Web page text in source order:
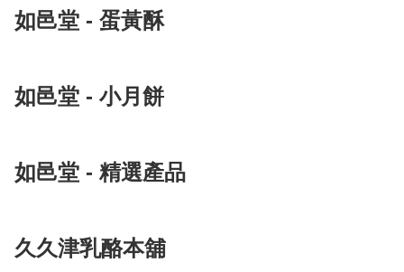
如邑堂 - 蛋黃酥
如邑堂 - 小月餅
如邑堂 - 精選產品
久久津乳酪本舖